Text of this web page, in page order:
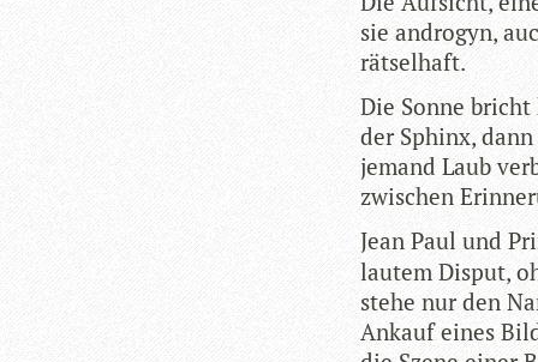
sie andro­gyn,
rätselhaft.
Die Sonne
der Sphinx,
jemand Laub
zwi­schen
Jean Paul und
lau­tem Dis­put,
stehe nur den
Ankauf eines